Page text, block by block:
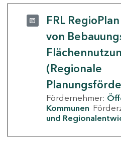
FRL
von
(Regionale
Fördernehmer:
Kommunen
und